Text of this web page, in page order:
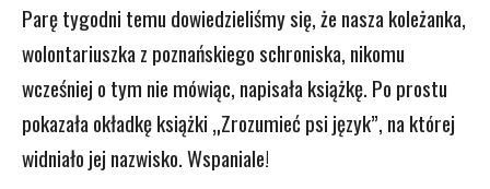
Parę tygodni temu dowiedzieliśmy się, że nasza koleżanka,
wolontariuszka z poznańskiego schroniska, nikomu
wcześniej o tym nie mówiąc, napisała książkę. Po prostu
pokazała okładkę książki „Zrozumieć psi język”, na której
widniało jej nazwisko. Wspaniale!